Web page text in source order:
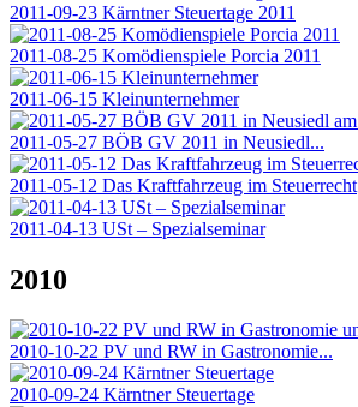
2011-09-23 Kärntner Steuertage 2011
2011-08-25 Komödienspiele Porcia 2011
2011-06-15 Kleinunternehmer
2011-05-27 BÖB GV 2011 in Neusiedl...
2011-05-12 Das Kraftfahrzeug im Steuerrecht
2011-04-13 USt – Spezialseminar
2010
2010-10-22 PV und RW in Gastronomie...
2010-09-24 Kärntner Steuertage